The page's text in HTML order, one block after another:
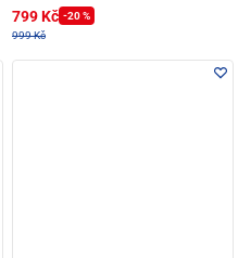
799 Kč -20 %
999 Kč